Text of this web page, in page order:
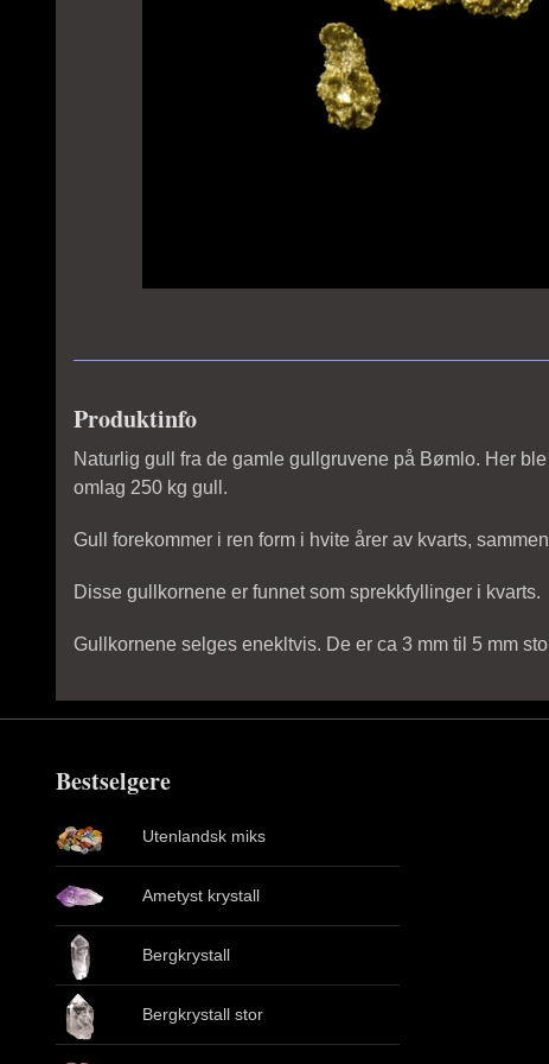
Produktinfo
Naturlig gull fra de gamle gullgruvene på Bømlo. Her
omlag 250 kg gull.
Gull forekommer i ren form i hvite årer av kvarts,
Disse gullkornene er funnet som sprekkfyllinger i kvarts.
Gullkornene selges enekltvis. De er ca 3 mm til 5 mm
Bestselgere
Utenlandsk miks
Ametyst krystall
Bergkrystall
Bergkrystall stor